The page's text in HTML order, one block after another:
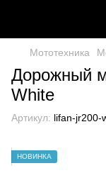
Мототехника
Дорожный
White
Артикул: lifan-jr200-
НОВИНКА